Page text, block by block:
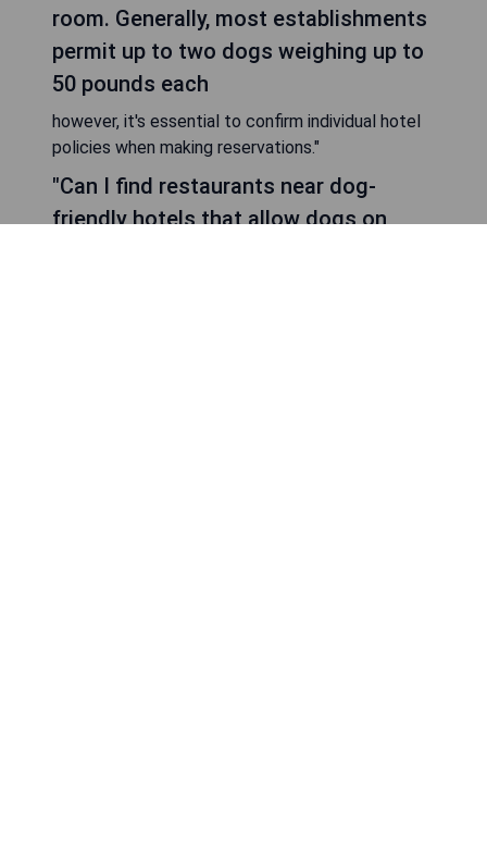
room. Generally, most establishments
permit up to two dogs weighing up to
50 pounds each
however, it's essential to confirm individual hotel
policies when making reservations."
"Can I find restaurants near dog-
friendly hotels that allow dogs on